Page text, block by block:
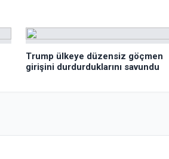
Trump ülkeye düzensiz göçmen
girişini durdurduklarını savundu